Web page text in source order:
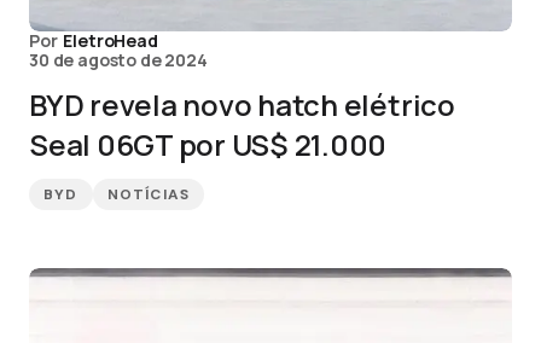
Por EletroHead
30 de agosto de 2024
BYD revela novo hatch elétrico
Seal 06GT por US$ 21.000
BYD NOTÍCIAS